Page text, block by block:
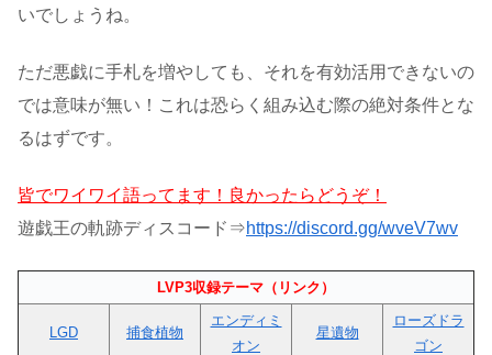
いでしょうね。
ただ悪戯に手札を増やしても、それを有効活用できないの
では意味が無い！これは恐らく組み込む際の絶対条件とな
るはずです。
皆でワイワイ語ってます！良かったらどうぞ！
遊戯王の軌跡ディスコード⇒https://discord.gg/wveV7wv
LVP3収録テーマ（リンク）
LGD 捕食植物
エンディミ
オン
星遺物
ローズドラ
ゴン